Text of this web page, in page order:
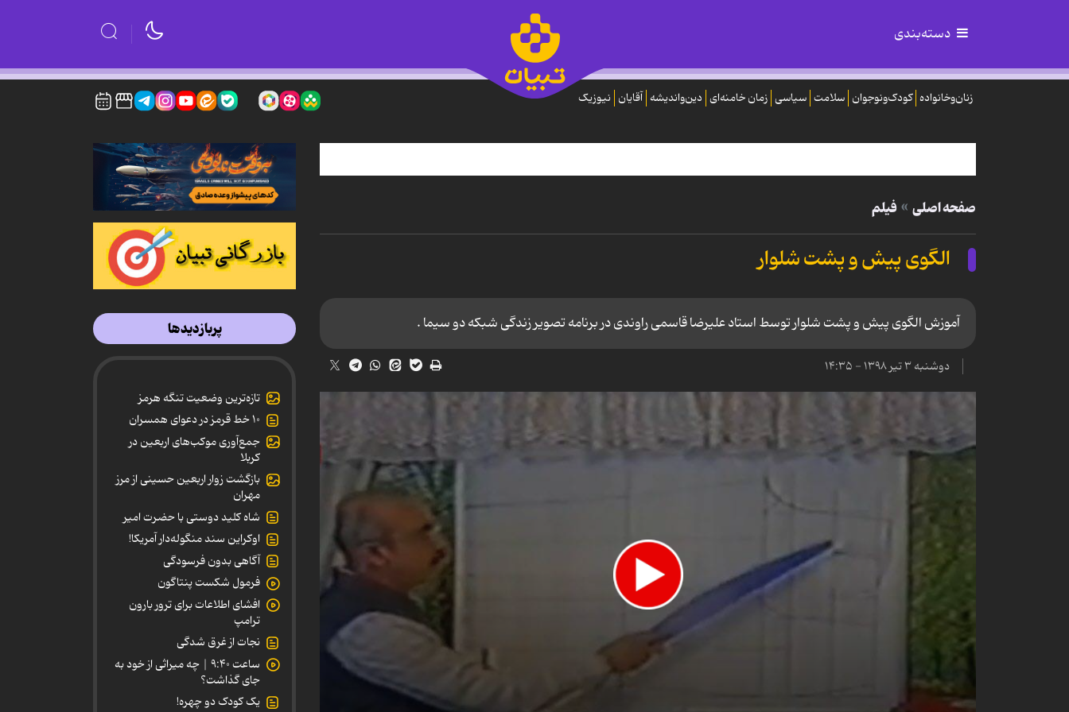
دسته‌بندی
زنان‌وخانواده کودک‌ونوجوان سلامت سیاسی زمان خامنه‌ای دین‌واندیشه آقایان نیوزیک
صفحه اصلی فیلم
الگوی پیش و پشت شلوار
آموزش الگوی پیش و پشت شلوار توسط استاد علیرضا قاسمی راوندی در برنامه تصویر زندگی شبکه دو سیما .
دوشنبه ۳ تیر ۱۳۹۸ - ۱۴:۳۵
پربازدیدها
تازه‌ترین وضعیت تنگه هرمز
۱۰ خط قرمز در دعوای همسران
جمع‌آوری موکب‌های اربعین در
کربلا
بازگشت زوار اربعین حسینی از مرز
مهران
شاه کلید دوستی با حضرت امیر
اوکراین سند منگوله‌دار آمریکا!
آگاهی بدون فرسودگی
فرمول شکست پنتاگون
افشای اطلاعات برای ترور بارون
ترامپ
نجات از غرق شدگی
ساعت ۹:۴۰ | چه میراثی از خود به
جای گذاشت؟
یک کودک دو چهره!